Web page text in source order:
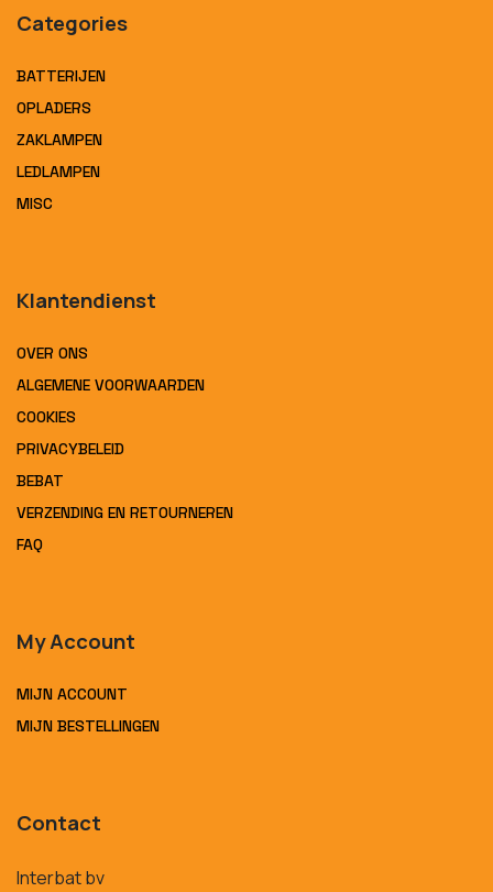
Categories
BATTERIJEN
OPLADERS
ZAKLAMPEN
LEDLAMPEN
MISC
Klantendienst
OVER ONS
ALGEMENE VOORWAARDEN
COOKIES
PRIVACYBELEID
BEBAT
VERZENDING EN RETOURNEREN
FAQ
My Account
MIJN ACCOUNT
MIJN BESTELLINGEN
Contact
Interbat bv